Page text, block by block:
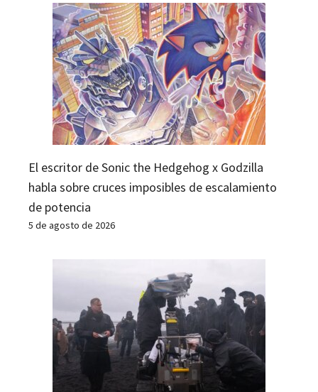
El escritor de Sonic the Hedgehog x Godzilla
habla sobre cruces imposibles de escalamiento
de potencia
5 de agosto de 2026